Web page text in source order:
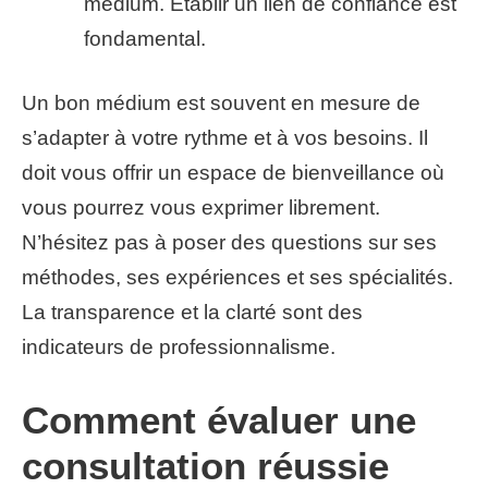
fondamental.
Un bon médium est souvent en mesure de
s’adapter à votre rythme et à vos besoins. Il
doit vous offrir un espace de bienveillance où
vous pourrez vous exprimer librement.
N’hésitez pas à poser des questions sur ses
méthodes, ses expériences et ses spécialités.
La transparence et la clarté sont des
indicateurs de professionnalisme.
Comment évaluer une
consultation réussie